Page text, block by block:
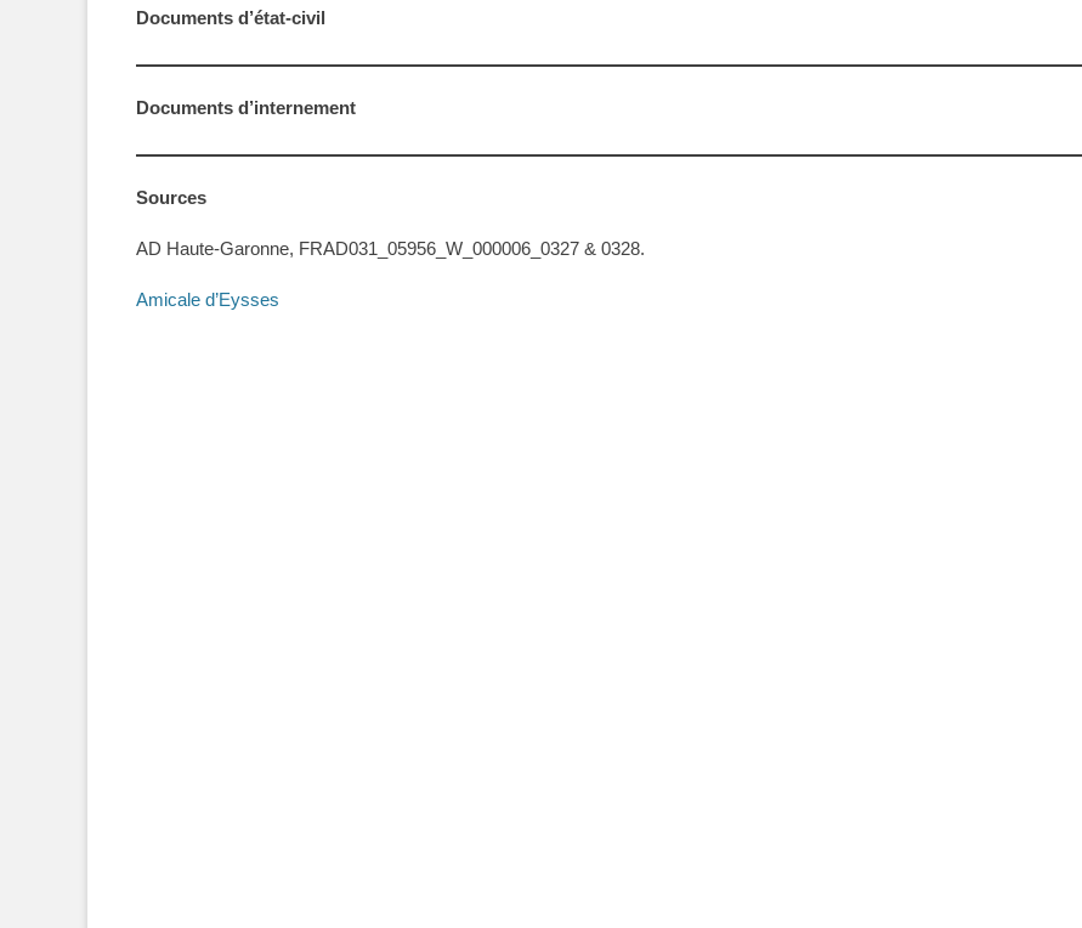
Documents d’état-civil
Documents d’internement
Sources
AD Haute-Garonne, FRAD031_05956_W_000006_0327 & 0328.
Amicale d’Eysses